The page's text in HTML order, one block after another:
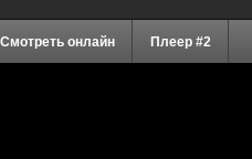
Смотреть онлайн Плеер #2